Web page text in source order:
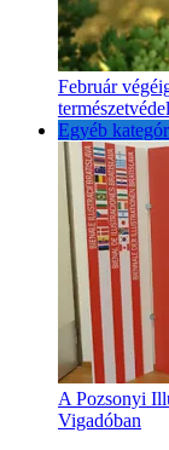
Február
Egyéb
A Pozsonyi
Vigadóban